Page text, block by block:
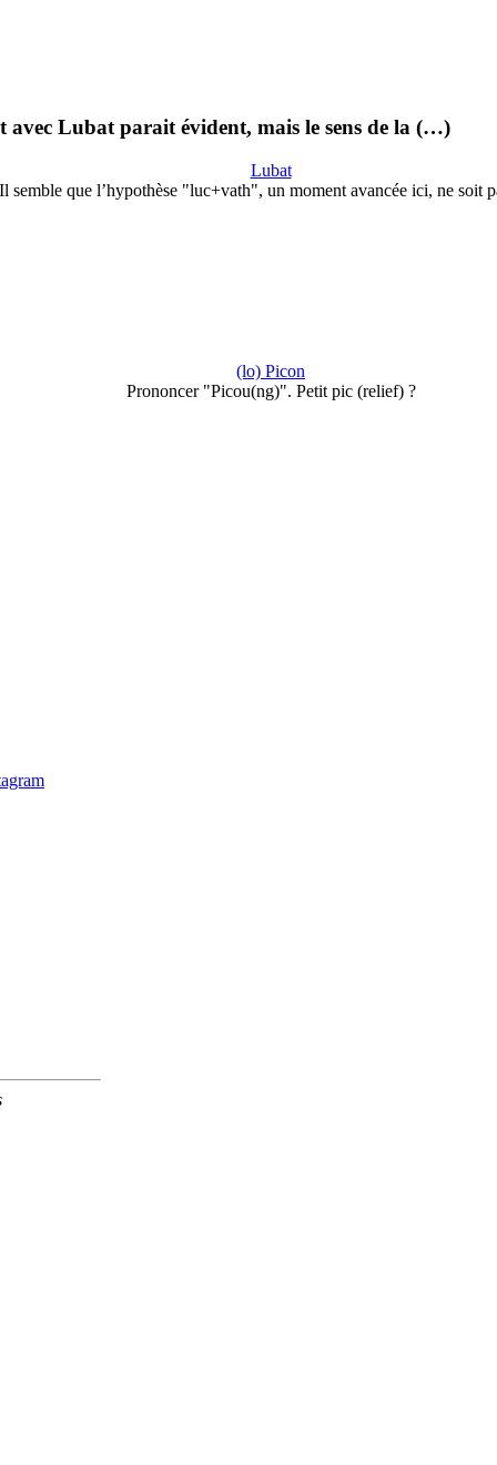
Lubat parait évident, mais le sens de la (…)
Lubat
semble que l’hypothèse "luc+vath", un moment avancée ici, ne soit
(lo) Picon
Prononcer "Picou(ng)". Petit pic (relief) ?